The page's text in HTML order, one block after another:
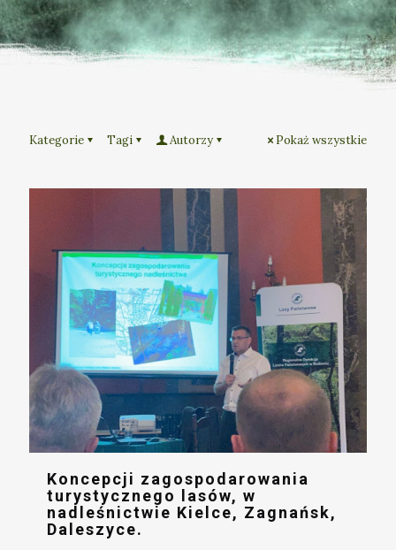
Kategorie Tagi Autorzy Pokaż wszystkie
Koncepcji zagospodarowania
turystycznego lasów, w
nadleśnictwie Kielce, Zagnańsk,
Daleszyce.